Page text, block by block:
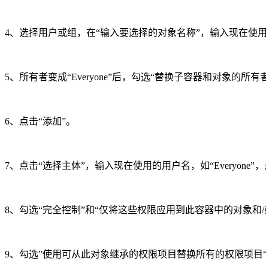
4、选择用户或组，在“输入要选择的对象名称”，输入现在使
5、所有者变成“Everyone”后，勾选“替换子容器和对象的所有
6、点击“添加”。
7、点击“选择主体”，输入现在使用的用户名，如“Everyone”
8、勾选“完全控制”和“仅将这些权限应用到此容器中的对象和
9、勾选”使用可从此对象继承的权限项目替换所有的权限项目